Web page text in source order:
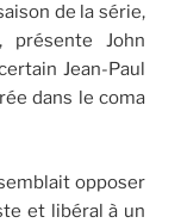
de la série,
, présente John
Jean-Paul
dans le coma
opposer
et libéral à un